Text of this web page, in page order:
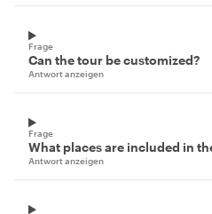
Frage
Can the tour be customized?
Antwort anzeigen
Frage
What places are included in
Antwort anzeigen